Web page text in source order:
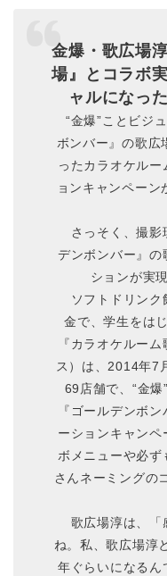
金爆・歌広場
場』とコラボ
ャルになっ
“金爆”ことビジ
ボンバー』の歌広
ったカラオケル
ョンキャンペーン
さっそく、撮影
デンボンバー』の
ションが実
ソフトドリンク
金で、学生をは
『カラオケルー
ス）は、2014年7
69店舗で、“金
『ゴールデンボ
ーションキャンペ
ボメニューや必
さんネーミングの
歌広場淳は、「
ね。私、歌広場淳
年ぐらいになるん